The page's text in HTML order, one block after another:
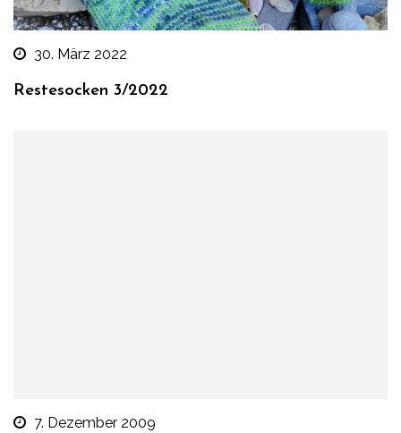
30. März 2022
Restesocken 3/2022
7. Dezember 2009